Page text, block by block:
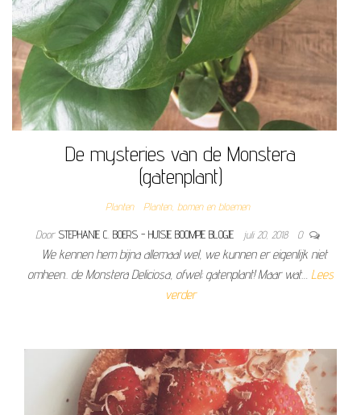
De mysteries van de Monstera
(gatenplant)
Planten Planten, bomen en bloemen
Door STEPHANIE C. BOERS - HUISJE BOOMPJE BLOGJE juli 20, 2018 0
We kennen hem bijna allemaal wel, we kunnen er eigenlijk niet
omheen.. de Monstera Deliciosa, ofwel; gatenplant! Maar wat… Lees
verder